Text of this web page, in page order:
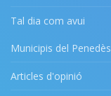
Tal dia com avui
Municipis del Penedès
Articles d'opinió